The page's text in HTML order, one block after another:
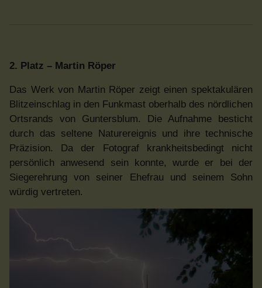
2. Platz – Martin Röper
Das Werk von Martin Röper zeigt einen spektakulären
Blitzeinschlag in den Funkmast oberhalb des nördlichen
Ortsrands von Guntersblum. Die Aufnahme besticht
durch das seltene Naturereignis und ihre technische
Präzision. Da der Fotograf krankheitsbedingt nicht
persönlich anwesend sein konnte, wurde er bei der
Siegerehrung von seiner Ehefrau und seinem Sohn
würdig vertreten.